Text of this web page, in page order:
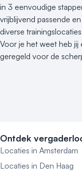
in 3 eenvoudige
vrijblijvend passende
diverse
Voor je het weet heb jij
geregeld voor de
Ontdek
Locaties in Amsterdam
Locaties in Den Haag